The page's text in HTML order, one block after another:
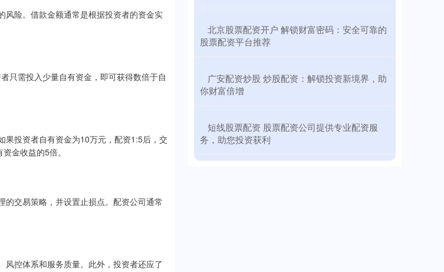
风险。借款金额通常是根据投资者的资金实
只需投入少量自有资金，即可获得数倍于自
果投资者自有资金为10万元，配资1:5后，交
金收益的5倍。
交易策略，并设置止损点。配资公司通常
控体系和服务质量。此外，投资者还应了
​北京股票配资开户 解锁财富密码：安全可靠的
股票配资平台推荐
​广安配资炒股 炒股配资：解锁投资新境界，助
你财富倍增
​短线股票配资 股票配资公司提供专业配资服
务，助您投资获利